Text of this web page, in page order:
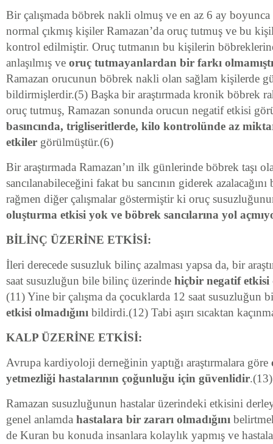
Bir çalışmada böbrek nakli olmuş ve en az 6 ay
normal çıkmış kişiler Ramazan’da oruç tutmuş ve bu
kontrol edilmiştir. Oruç tutmanın bu kişilerin
anlaşılmış ve oruç tutmayanlardan bir farkı
Ramazan orucunun böbrek nakli olan sağlam kişilerde
bildirmişlerdir.(5) Başka bir araştırmada kronik böbrek
oruç tutmuş, Ramazan sonunda orucun negatif etkisi
basıncında, trigliseritlerde, kilo kontrolünde az
etkiler görülmüştür.(6)
Bir araştırmada Ramazan’ın ilk günlerinde böbrek taşı
sancılanabileceğini fakat bu sancının giderek
rağmen diğer çalışmalar göstermiştir ki oruç
oluşturma etkisi yok ve böbrek sancılarına yol
BİLİNÇ ÜZERİNE ETKİSİ:
İleri derecede susuzluk bilinç azalması yapsa da, bir
saat susuzluğun bile bilinç üzerinde hiçbir negatif etkisi
(11) Yine bir çalışma da çocuklarda 12 saat susuzluğun
etkisi olmadığını bildirdi.(12) Tabi aşırı sıcaktan
KALP ÜZERİNE ETKİSİ:
Avrupa kardiyoloji derneğinin yaptığı araştırmalara göre
yetmezliği hastalarının çoğunluğu için güvenlidir.(13)
Ramazan susuzluğunun hastalar üzerindeki etkisini
genel anlamda hastalara bir zararı olmadığını
de Kuran bu konuda insanlara kolaylık yapmış ve